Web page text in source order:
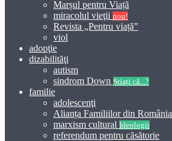
Marșul pentru Viață
miracolul vieţii nou!
Revista „Pentru viață”
viol
adopţie
dizabilităţi
autism
sindrom Down Știați că...?
familie
adolescenţi
Alianța Familiilor din România
marxism cultural Ideologii
referendum pentru căsătorie